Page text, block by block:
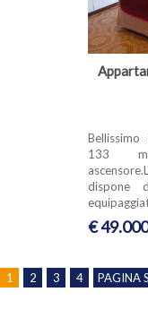
133
dispone
€ 49.000
1 2 3 4 PAGINA